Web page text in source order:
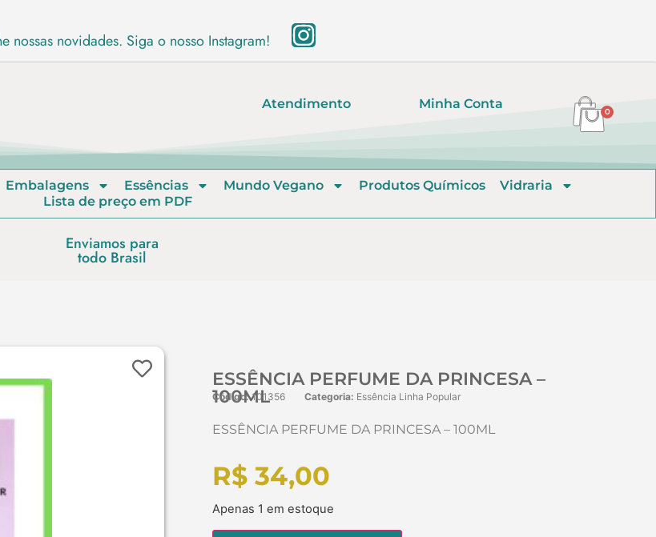
nossas novidades. Siga o nosso Instagram!
Atendimento Minha Conta
0
Embalagens Essências Mundo Vegano Produtos Químicos
Vidraria
Lista de preço em PDF
Enviamos para
todo Brasil
ESSÊNCIA PERFUME DA PRINCESA –
100ML
Código:101356 Categoria: Essência Linha Popular
ESSÊNCIA PERFUME DA PRINCESA – 100ML
R$ 34,00
Apenas 1 em estoque